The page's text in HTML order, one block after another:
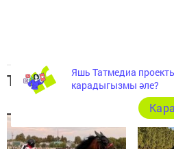
Топ 5 новостей
Яшь Татмедиа
карадыгызмы әле?